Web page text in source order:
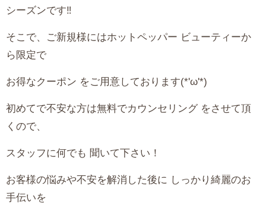
シーズンです‼︎
そこで、ご新規様にはホットペッパー ビューティーか
ら限定で
お得なクーポン をご用意しております(*'ω'*)
初めてで不安な方は無料でカウンセリング をさせて頂
くので、
スタッフに何でも 聞いて下さい！
お客様の悩みや不安を解消した後に しっかり綺麗のお
手伝いを